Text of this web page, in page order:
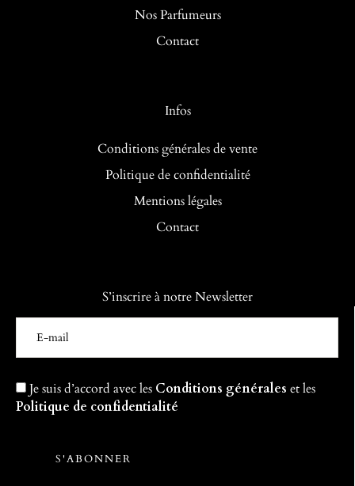
Nos Parfumeurs
Contact
Infos
Conditions générales de vente
Politique de confidentialité
Mentions légales
Contact
S’inscrire à notre Newsletter
Je suis d’accord avec les Conditions générales et les
Politique de confidentialité
S'ABONNER